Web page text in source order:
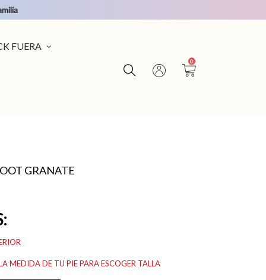
FUERA
0
GRANATE
MEDIDA DE TU PIE PARA ESCOGER TALLA